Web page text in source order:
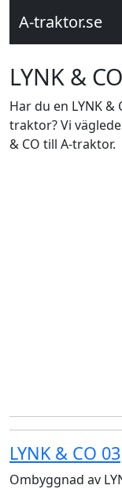
A-traktor.se
LYNK &
Har du en LYNK
traktor? Vi
& CO till A-traktor.
LYNK & CO 03
Ombyggnad av